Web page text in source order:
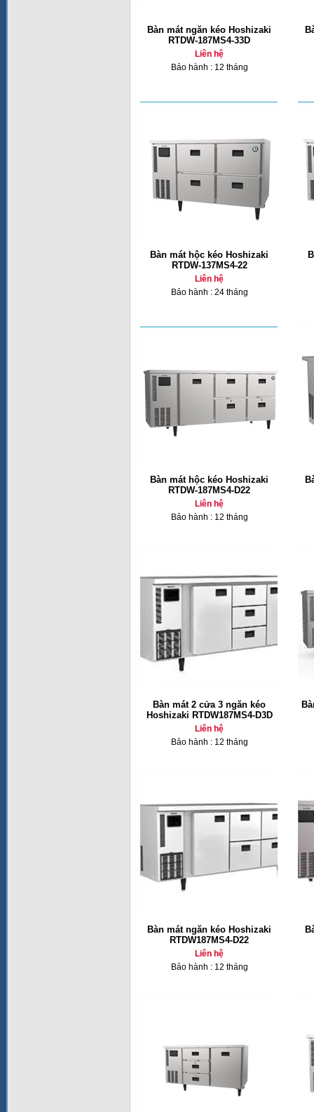
Bàn mát ngăn kéo Hoshizaki
RTDW-187MS4-33D
Liên hệ
Bảo hành : 12 tháng
Bàn mát hộc kéo Hoshizaki
RTDW-137MS4-22
Liên hệ
Bảo hành : 24 tháng
Bàn mát hộc kéo Hoshizaki
RTDW-187MS4-D22
Liên hệ
Bảo hành : 12 tháng
Bàn mát 2 cửa 3 ngăn kéo
Hoshizaki RTDW187MS4-D3D
Liên hệ
Bảo hành : 12 tháng
Bàn mát ngăn kéo Hoshizaki
RTDW187MS4-D22
Liên hệ
Bảo hành : 12 tháng